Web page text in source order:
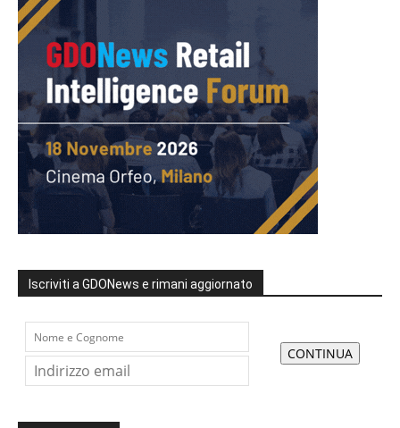
Iscriviti a GDONews e rimani aggiornato